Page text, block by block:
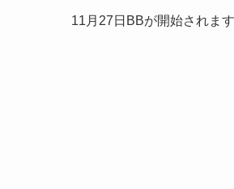
11月27日BBが開始されます